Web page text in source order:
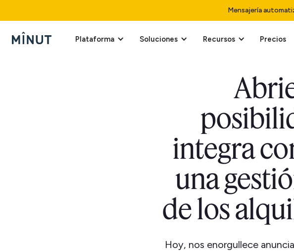
Mensajería
Plataforma Soluciones Recursos Precios
integra
una
de los
Hoy, nos enorgullece